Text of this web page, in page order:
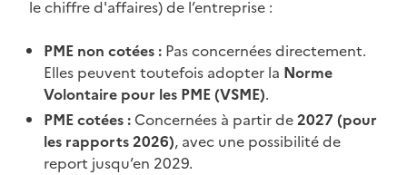
le chiffre d'affaires) de l’entreprise :
PME non cotées : Pas concernées directement.
Elles peuvent toutefois adopter la Norme
Volontaire pour les PME (VSME).
PME cotées : Concernées à partir de2027 (pour
les rapports 2026), avec une possibilité de
report jusqu’en 2029.